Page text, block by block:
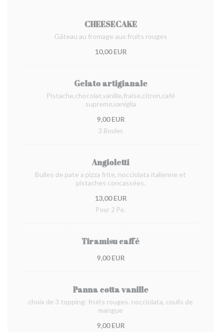
CHEESECAKE
Gâteau au fromage aux fruits rouges
10,00 EUR
Gelato artigianale
Pistache,chocolat,vanille,fraise,citron,café
supremo,vaniglia
9,00 EUR
3 Boules
Angioletti
Bulles de pate a pizza frite, nocciolata italienne et
pistaches concassées.
13,00 EUR
Pour 2 Pe.
Tiramisu caffé
9,00 EUR
Panna cotta vanille
choix de 3 topping: fruits rouges. nocciolata, coulis de
mangue
9,00 EUR